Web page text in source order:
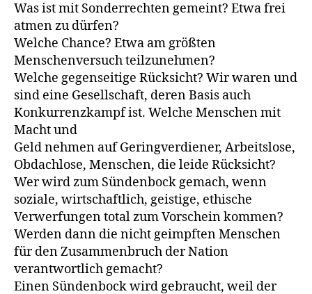
Was ist mit Sonderrechten gemeint? Etwa frei
atmen zu dürfen?
Welche Chance? Etwa am größten
Menschenversuch teilzunehmen?
Welche gegenseitige Rücksicht? Wir waren und
sind eine Gesellschaft, deren Basis auch
Konkurrenzkampf ist. Welche Menschen mit
Macht und
Geld nehmen auf Geringverdiener, Arbeitslose,
Obdachlose, Menschen, die leide Rücksicht?
Wer wird zum Sündenbock gemach, wenn
soziale, wirtschaftlich, geistige, ethische
Verwerfungen total zum Vorschein kommen?
Werden dann die nicht geimpften Menschen
für den Zusammenbruch der Nation
verantwortlich gemacht?
Einen Sündenbock wird gebraucht, weil der